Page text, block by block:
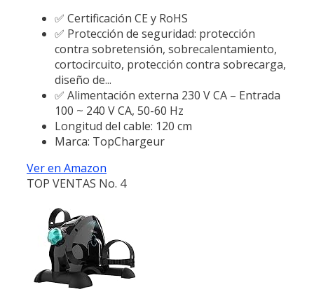
✅ Certificación CE y RoHS
✅ Protección de seguridad: protección
contra sobretensión, sobrecalentamiento,
cortocircuito, protección contra sobrecarga,
diseño de...
✅ Alimentación externa 230 V CA – Entrada
100 ~ 240 V CA, 50-60 Hz
Longitud del cable: 120 cm
Marca: TopChargeur
Ver en Amazon
TOP VENTAS No. 4